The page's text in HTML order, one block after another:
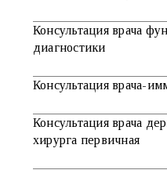
Консультация врача
диагностики
Консультация врача-
Консультация врача
хирурга первичная